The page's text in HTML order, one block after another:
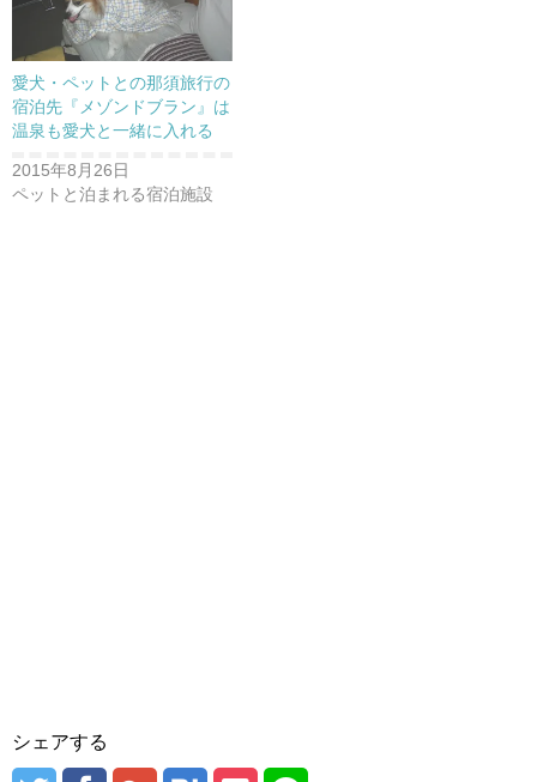
愛犬・ペットとの那須旅行の
宿泊先『メゾンドブラン』は
温泉も愛犬と一緒に入れる
2015年8月26日
ペットと泊まれる宿泊施設
シェアする